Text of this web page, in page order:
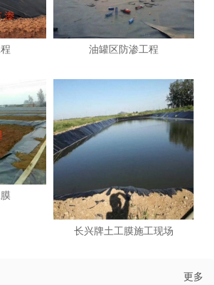
油罐区防渗工程
长兴牌土工膜施工现场
更多